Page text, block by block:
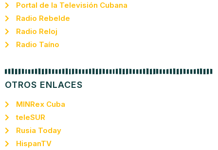
Portal de la Televisión Cubana
Radio Rebelde
Radio Reloj
Radio Taíno
OTROS ENLACES
MINRex Cuba
teleSUR
Rusia Today
HispanTV